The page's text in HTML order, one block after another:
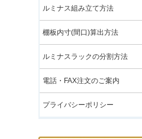
ルミナス組み立て方法
棚板内寸(間口)算出方法
ルミナスラックの分割方法
電話・FAX注文のご案内
プライバシーポリシー